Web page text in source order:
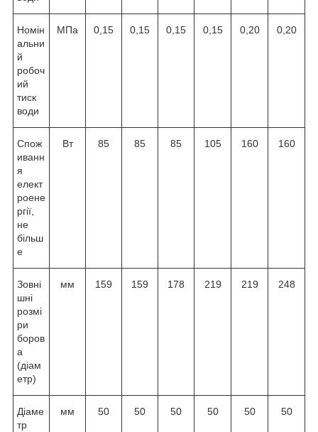
Номін
альни
й
робоч
ий
тиск
води
МПа 0,15 0,15 0,15 0,15 0,20 0,20
Спож
иванн
я
елект
роене
ргії,
не
більш
е
Вт 85 85 85 105 160 160
Зовні
шні
розмі
ри
боров
а
(діам
етр)
мм 159 159 178 219 219 248
Діаме
тр
мм 50 50 50 50 50 50